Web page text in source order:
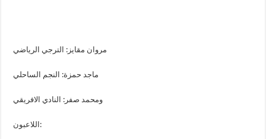
مروان مقايز: الترجي الرياضي
ماجد حمزة: النجم الساحلي
ومحمد صفر: النادي الافريقي
اللاعبون: